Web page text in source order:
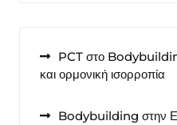
PCT στο
και ορμονική ισορροπία
Bodybuilding στην